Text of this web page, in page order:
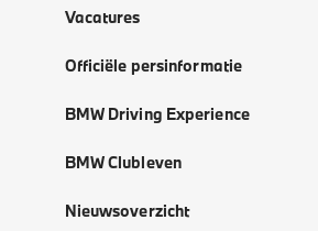
Vacatures
Officiële persinformatie
BMW Driving Experience
BMW Clubleven
Nieuwsoverzicht